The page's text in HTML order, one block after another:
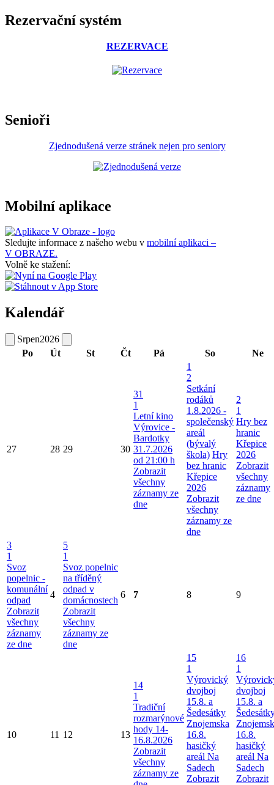
Rezervační systém
REZERVACE
Senioři
Zjednodušená verze stránek nejen pro seniory
Mobilní aplikace
Sledujte informace z našeho webu v mobilní aplikaci –
V OBRAZE.
Volně ke stažení:
Kalendář
Srpen2026
Po
Út St Čt Pá So Ne
27 28 29 30
31
1
Letní kino
Výrovice -
Bardotky
31.7.2026
od 21:00 h
Zobrazit
všechny
záznamy ze
dne
1
2
Setkání
rodáků
1.8.2026 -
společenský
areál
(bývalý
škola) Hry
bez hranic
Křepice
2026
Zobrazit
všechny
záznamy ze
dne
2
1
Hry bez
hranic
Křepice
2026
Zobrazit
všechny
záznamy
ze dne
3
1
Svoz
popelnic -
komunální
odpad
Zobrazit
všechny
záznamy
ze dne
4
5
1
Svoz popelnic
na tříděný
odpad v
domácnostech
Zobrazit
všechny
záznamy ze
dne
6 7 8 9
10 11 12 13
14
1
Tradiční
rozmarýnové
hody 14-
16.8.2026
Zobrazit
všechny
záznamy ze
15
1
Výrovický
dvojboj
15.8. a
Šedesátky
Znojemska
16.8.
hasičký
areál Na
Sadech
Zobrazit
16
1
dvojboj
15.8. a
16.8.
hasičký
areál Na
Sadech
Zobrazit